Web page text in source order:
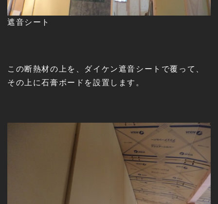
遮音シート
この断熱材の上を、ダイケン遮音シートで覆って、
その上に石膏ボードを設置します。